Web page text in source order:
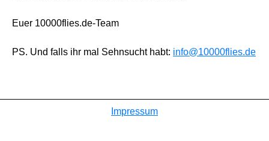
Euer 10000flies.de-Team
PS. Und falls ihr mal Sehnsucht habt: info@10000flies.de
Impressum